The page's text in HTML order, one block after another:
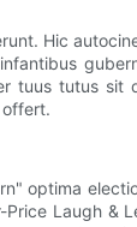
Hic
tuus tutus sit
optima
Laugh &